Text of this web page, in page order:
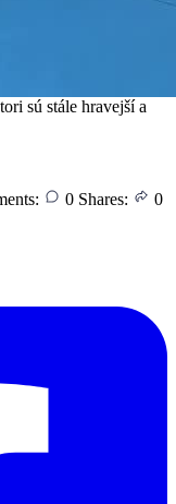
sú stále hravejší a
0 Shares: 0